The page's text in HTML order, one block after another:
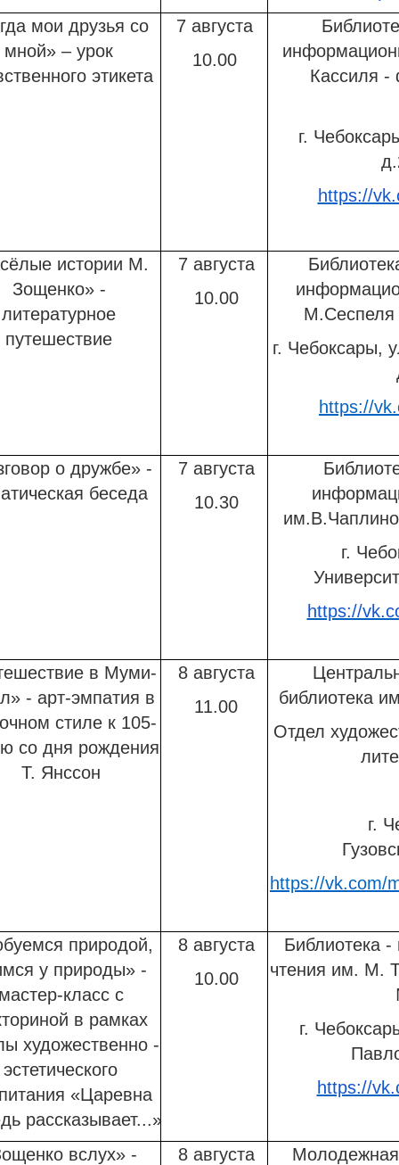
мои друзья со
мной» – урок
этикета
7 августа
10.00
Кассиля
г.
https://
истории М.
Зощенко» -
литературное
путешествие
7 августа
10.00
г. Чебоксары,
https://
о дружбе» -
беседа
7 августа
10.30
г.
https://
в Муми-
- арт-эмпатия в
стиле к 105-
со дня рождения
Т. Янссон
8 августа
11.00
библиотека
Отдел
г.
https://vk.com/
природой,
у природы» -
класс с
в рамках
художественно -
эстетического
«Царевна
рассказывает...»
8 августа
10.00
Библиотека -
чтения им. М.
г.
https://
вслух» -
8 августа